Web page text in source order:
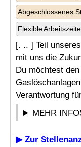
Abgeschlossenes
Flexible
[. .. ] Teil
mit uns die
Du möchtest
Verantwortung
MEHR
▶ Zur